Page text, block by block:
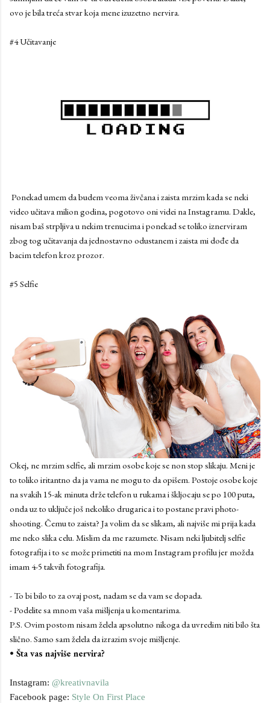
ovo je bila treća stvar koja mene izuzetno nervira.
#4 Učitavanje
Ponekad umem da budem veoma živčana i zaista mrzim kada se neki
video učitava milion godina, pogotovo oni videi na Instagramu. Dakle,
nisam baš strpljiva u nekim trenucima i ponekad se toliko iznerviram
zbog tog učitavanja da jednostavno odustanem i zaista mi dođe da
bacim telefon kroz prozor.
#5 Selfie
Okej, ne mrzim selfie, ali mrzim osobe koje se non stop slikaju. Meni je
to toliko iritantno da ja vama ne mogu to da opišem. Postoje osobe koje
na svakih 15-ak minuta drže telefon u rukama i škljocaju se po 100 puta,
onda uz to uključe još nekoliko drugarica i to postane pravi photo-
shooting. Čemu to zaista? Ja volim da se slikam, ali najviše mi prija kada
me neko slika celu. Mislim da me razumete. Nisam neki ljubitelj selfie
fotografija i to se može primetiti na mom Instagram profilu jer možda
imam 4-5 takvih fotografija.
- To bi bilo to za ovaj post, nadam se da vam se dopada.
- Podelite sa mnom vaša mišljenja u komentarima.
P.S. Ovim postom nisam želela apsolutno nikoga da uvredim niti bilo šta
slično. Samo sam želela da izrazim svoje mišljenje.
• Šta vas najviše nervira?
Instagram: @kreativnavila
Facebook page: Style On First Place